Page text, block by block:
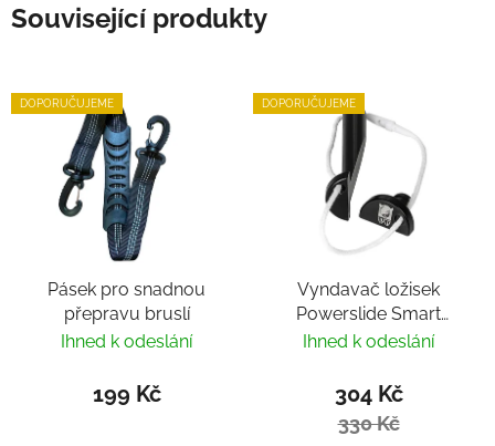
Související produkty
DOPORUČUJEME
Pásek pro snadnou
přepravu bruslí
Ihned k odeslání
199 Kč
DOPORUČUJEME
Vyndavač ložisek
Powerslide Smart
Bearing Remover by
Ihned k odeslání
304 Kč
330 Kč